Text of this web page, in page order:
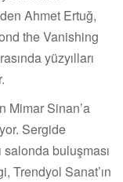
Ahmet Ertuğ,
the Vanishing
yüzyılları
Mimar Sinan’a
Sergide
buluşması
Trendyol Sanat’ın